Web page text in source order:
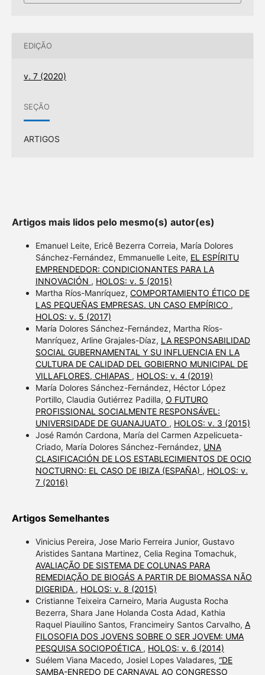
EDIÇÃO
v. 7 (2020)
SEÇÃO
ARTIGOS
Artigos mais lidos pelo mesmo(s) autor(es)
Emanuel Leite, Ericê Bezerra Correia, María Dolores
Sánchez-Fernández, Emmanuelle Leite, EL ESPÍRITU
EMPRENDEDOR: CONDICIONANTES PARA LA
INNOVACIÓN , HOLOS: v. 5 (2015)
Martha Ríos-Manríquez, COMPORTAMIENTO ÉTICO DE
LAS PEQUEÑAS EMPRESAS. UN CASO EMPÍRICO ,
HOLOS: v. 5 (2017)
María Dolores Sánchez-Fernández, Martha Ríos-
Manríquez, Arline Grajales-Díaz, LA RESPONSABILIDAD
SOCIAL GUBERNAMENTAL Y SU INFLUENCIA EN LA
CULTURA DE CALIDAD DEL GOBIERNO MUNICIPAL DE
VILLAFLORES, CHIAPAS , HOLOS: v. 4 (2019)
María Dolores Sánchez-Fernández, Héctor López
Portillo, Claudia Gutiérrez Padilla, O FUTURO
PROFISSIONAL SOCIALMENTE RESPONSÁVEL:
UNIVERSIDADE DE GUANAJUATO , HOLOS: v. 3 (2015)
José Ramón Cardona, María del Carmen Azpelicueta-
Criado, María Dolores Sánchez-Fernández, UNA
CLASIFICACIÓN DE LOS ESTABLECIMIENTOS DE OCIO
NOCTURNO: EL CASO DE IBIZA (ESPAÑA) , HOLOS: v.
7 (2016)
Artigos Semelhantes
Vinicius Pereira, Jose Mario Ferreira Junior, Gustavo
Aristides Santana Martinez, Celia Regina Tomachuk,
AVALIAÇÃO DE SISTEMA DE COLUNAS PARA
REMEDIAÇÃO DE BIOGÁS A PARTIR DE BIOMASSA NÃO
DIGERIDA , HOLOS: v. 8 (2015)
Cristianne Teixeira Carneiro, Maria Augusta Rocha
Bezerra, Shara Jane Holanda Costa Adad, Kathia
Raquel Piauilino Santos, Francimeiry Santos Carvalho, A
FILOSOFIA DOS JOVENS SOBRE O SER JOVEM: UMA
PESQUISA SOCIOPOÉTICA , HOLOS: v. 6 (2014)
Suélem Viana Macedo, Josiel Lopes Valadares, “DE
SAMBA-ENREDO DE CARNAVAL AO CONGRESSO